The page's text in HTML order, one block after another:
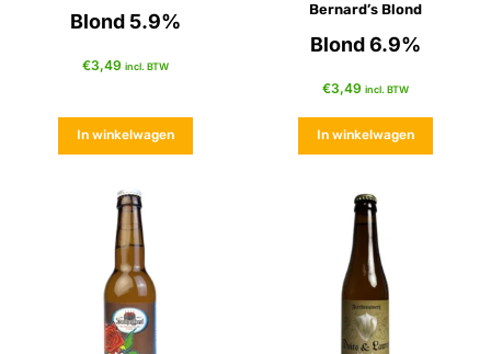
Blond 5.9%
€3,49 incl. BTW
In winkelwagen
Bernard’s Blond
Blond 6.9%
€3,49 incl. BTW
In winkelwagen